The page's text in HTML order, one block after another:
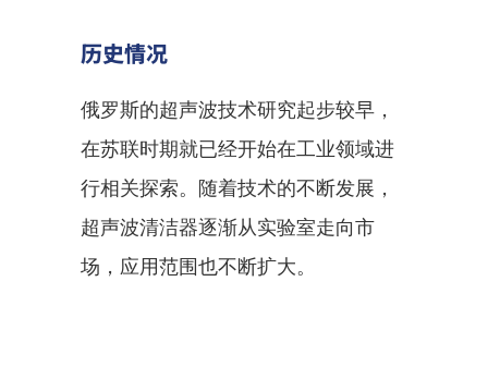
历史情况
俄罗斯的超声波技术研究起步较早，
在苏联时期就已经开始在工业领域进
行相关探索。随着技术的不断发展，
超声波清洁器逐渐从实验室走向市
场，应用范围也不断扩大。